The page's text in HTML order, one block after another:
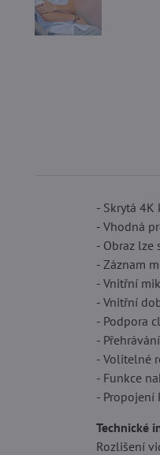
- Skrytá 4K
- Vhodná
- Obraz
- Záznam
- Vnitřní
- Vnitřní
- Podpora
-
- Volitelné
- Funkce
- Propojení
Technické
Rozlišení